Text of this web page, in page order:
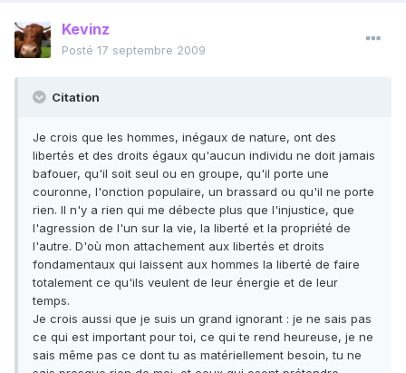
Kevinz
Posté 17 septembre 2009
Citation
Je crois que les hommes, inégaux de nature, ont des
libertés et des droits égaux qu'aucun individu ne doit jamais
bafouer, qu'il soit seul ou en groupe, qu'il porte une
couronne, l'onction populaire, un brassard ou qu'il ne porte
rien. Il n'y a rien qui me débecte plus que l'injustice, que
l'agression de l'un sur la vie, la liberté et la propriété de
l'autre. D'où mon attachement aux libertés et droits
fondamentaux qui laissent aux hommes la liberté de faire
totalement ce qu'ils veulent de leur énergie et de leur
temps.
Je crois aussi que je suis un grand ignorant : je ne sais pas
ce qui est important pour toi, ce qui te rend heureuse, je ne
sais même pas ce dont tu as matériellement besoin, tu ne